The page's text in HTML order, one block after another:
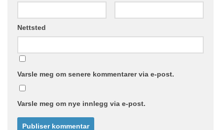
Nettsted
Varsle meg om senere kommentarer via e-post.
Varsle meg om nye innlegg via e-post.